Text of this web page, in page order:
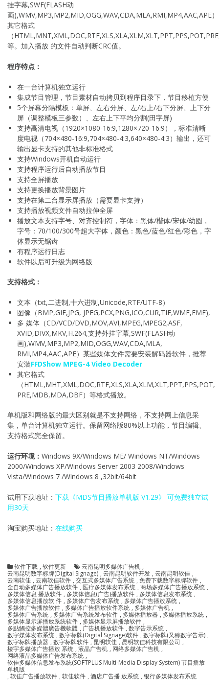
挂字幕,SWF(FLASH动
画),WMV,MP3,MP2,MID,OGG,WAV,CDA,MLA,RMI,MP4,AAC,APE
其它格式
（
等。加入播放 的文件自动判断CRC值。
程序特点：
在一台计算机独立运行
集成节目管理，节目素材自动拷贝到程序目录下，节目移植方便
5个屏幕分隔模板：单屏、左右分屏、左/右上/右下分屏、上下分
屏（调整模板三参数）、左右上下平均分割(田字屏)
支持高清电视（1920×1080-16:9,1280×720-16:9），标准清晰
度电视（704×480-16:9,704×480-4:3,640×480-4:3）输出，还可
输出显卡支持的其他非标准格式
支持Windows开机自动运行
支持程序运行后自动播放节目
支持全屏播放
支持更换播放背景图片
支持在第二台显示屏播放（需要显卡支持）
支持播放视频文件自动拉伸全屏
播放文本支持字号、对齐控制符，字体：黑体/楷体/宋体/幼圆，
字号：70/100/300号超大字体，颜色：黑色/蓝色/红色/彩色，字
体显示无锯齿
有程序运行日志
软件以后可升级为网络版
支持格式：
文本（txt,二进制,十六进制,Unicode,RTF/UTF-8）
图像（BMP,GIF,JPG, JPEG,PCX,PNG,ICO,CUR,TIF,WMF,EMF),
多 媒体（CD/VCD/DVD,MOV,AVI,MPEG,MPEG2,ASF,
XVID,DIVX,MKV,H.264,支持外挂字幕,SWF(FLASH动
画),WMV,MP3,MP2,MID,OGG,WAV,CDA,MLA,
RMI,MP4,AAC,APE）某些媒体文件需要安装解码器软件，推荐
安装FFDShow MPEG-4 Video Decoder
其它格式
（HTML,MHT,XML,DOC,RTF,XLS,XLA,XLM,XLT,PPT,PPS,POT,
PRE,MDB,MDA,DBF）等格式播放。
单机版和网络版的最大区别就是不支持网络，不支持网上信息采
集，单台计算机独立运行。保留网络版80%以上功能，节目编辑、
支持格式完全保留。
运行环境： Windows 9X/Windows ME/ Windows NT/Windows
2000/Windows XP/Windows Server 2003 2008/Windows
Vista/Windows 7 /Windows 8 ,32bit/64bit
试用下载地址： 下载《MDS节目播放单机版 V1.29》 可免费独立试
用30天
淘宝购买地址： 在线购买
软件下载 , 软件更新 云南昆明多媒体广告机 ,
云南昆明数字标牌(Digital Signage) , 云南昆明软件开发 , 云南昆明软佳 ,
云南软佳 , 云南软佳软件 , 交互式多媒体广告系统 , 免费下载数字标牌软件 ,
全自动多媒体广告播放软件 , 医疗多媒体发布系统 , 商场多媒体广告播放系统 ,
多媒体信息 播放软件 , 多媒体信息(广告)播放软件 , 多媒体信息发布系统 ,
多媒体信息播放软 件 , 多媒体广告发布系统 , 多媒体广告播放系统 ,
多媒体广告播放软件 , 多媒体广告播放软件系统 , 多媒体广告机 ,
多媒体广告系统 , 多媒体广告系统发布软件 , 多媒体播放器 , 多媒体播放系统 ,
多媒体显示屏播放系统软件 , 多媒体显示屏播放软件 ,
多點觸控多媒體廣告機軟體 , 广告机播放软件 , 数字告示系统‎ ,
数字媒体发布系统 , 数字标牌(Digital Signage)软件 , 数字标牌(又称数字告示) ,
数字标牌播放器 , 数字标牌软件 , 昆明软佳 , 昆明软佳科技有限公司 ,
楼宇多媒体广告播放 系统 , 液晶广告机 , 网络多媒体广告机 ,
网络液晶多媒体广告发布系统 ,
软佳多媒体信息发布系统(SOFTPLUS Multi-Media Display System) 节目播放
单机版
, 软佳广告播放软件 , 软佳软件 , 酒店广告播 放系统 , 银行多媒体发布系统